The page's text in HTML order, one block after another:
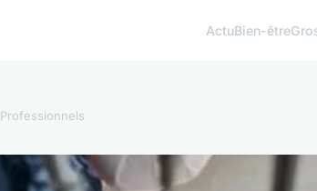
ActuBien-être
Professionnels